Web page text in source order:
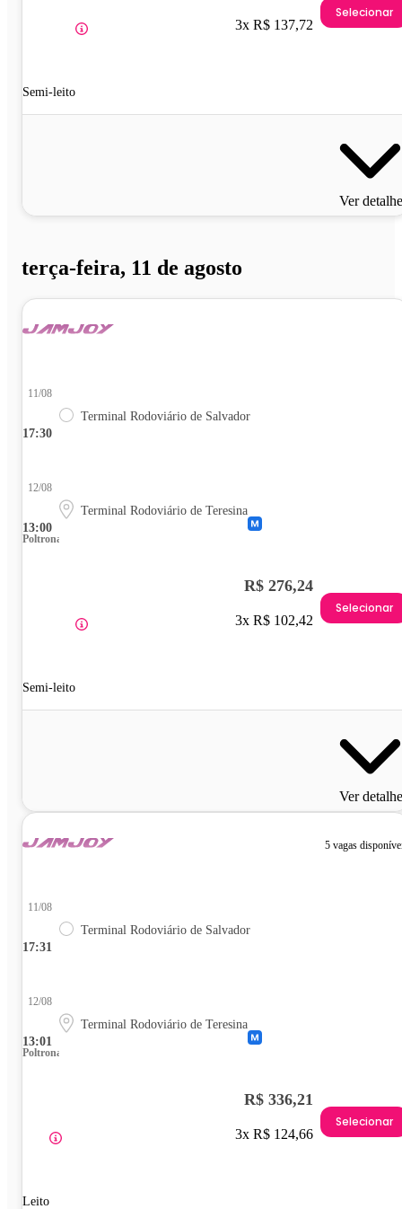
Semi-leito
3x R$ 137,72
Selecionar
Ver
terça-feira, 11 de agosto
17:30
11/08
Terminal Rodoviário de Salvador
13:00
12/08
Terminal Rodoviário de Teresina
Poltrona
Semi-leito
R$ 276,24
3x R$ 102,42
Selecionar
Ver
5 vagas
17:31
11/08
Terminal Rodoviário de Salvador
13:01
12/08
Terminal Rodoviário de Teresina
Poltrona
Leito
R$ 336,21
3x R$ 124,66
Selecionar